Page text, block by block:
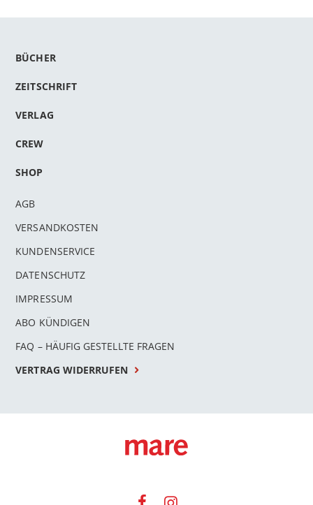
BÜCHER
ZEITSCHRIFT
VERLAG
CREW
SHOP
AGB
VERSANDKOSTEN
KUNDENSERVICE
DATENSCHUTZ
IMPRESSUM
ABO KÜNDIGEN
FAQ – HÄUFIG GESTELLTE FRAGEN
VERTRAG WIDERRUFEN